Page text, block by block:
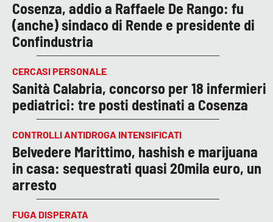
Cosenza, addio a Raffaele De Rango: fu
(anche) sindaco di Rende e presidente di
Confindustria
CERCASI PERSONALE
Sanità Calabria, concorso per 18 infermieri
pediatrici: tre posti destinati a Cosenza
CONTROLLI ANTIDROGA INTENSIFICATI
Belvedere Marittimo, hashish e marijuana
in casa: sequestrati quasi 20mila euro, un
arresto
FUGA DISPERATA